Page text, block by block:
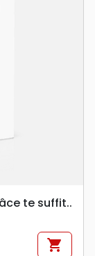
te suffit..
shopping_cart